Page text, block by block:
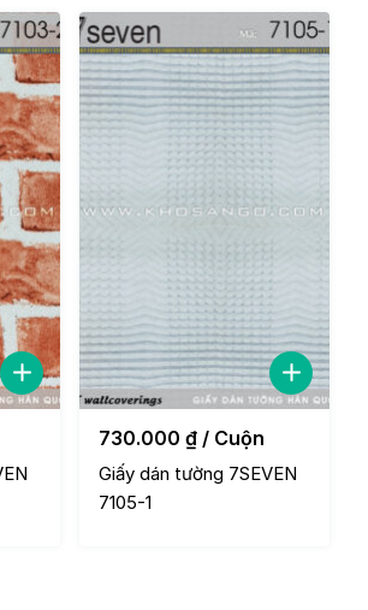
730.000 ₫ / Cuộn
Giấy dán tường 7SEVEN
7105-1